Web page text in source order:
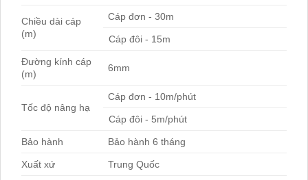
Chiều dài cáp
(m)
Cáp đơn - 30m
Cáp đôi - 15m
Đường kính cáp
(m)
6mm
Tốc độ nâng hạ
Cáp đơn - 10m/phút
Cáp đôi - 5m/phút
Bảo hành Bảo hành 6 tháng
Xuất xứ Trung Quốc